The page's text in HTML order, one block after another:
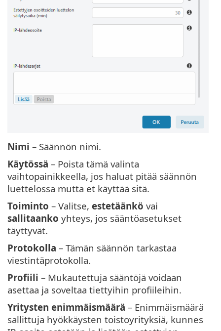
Nimi – Säännön nimi.
Käytössä – Poista tämä valinta
vaihtopainikkeella, jos haluat pitää säännön
luettelossa mutta et käyttää sitä.
Toiminto – Valitse, estetäänkö vai
sallitaanko yhteys, jos sääntöasetukset
täyttyvät.
Protokolla – Tämän säännön tarkastaa
viestintäprotokolla.
Profiili – Mukautettuja sääntöjä voidaan
asettaa ja soveltaa tiettyihin profiileihin.
Yritysten enimmäismäärä – Enimmäismäärä
sallittuja hyökkäysten toistoyrityksiä, kunnes